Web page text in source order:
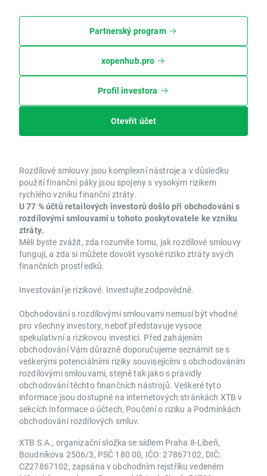
Partnerský program
xopenhub.pro
Profil investora
Otevřít účet
Rozdílové smlouvy jsou komplexní nástroje a v důsledku
použití finanční páky jsou spojeny s vysokým rizikem
rychlého vzniku finanční ztráty.
U 77 % účtů retailových investorů došlo při obchodování s
rozdílovými smlouvami u tohoto poskytovatele ke vzniku
ztráty.
Měli byste zvážit, zda rozumíte tomu, jak rozdílové smlouvy
fungují, a zda si můžete dovolit vysoké riziko ztráty svých
finančních prostředků.
Investování je rizikové. Investujte zodpovědně.
Obchodování s rozdílovými smlouvami nemusí být vhodné
pro všechny investory, neboť představuje vysoce
spekulativní a rizikovou investici. Před zahájením
obchodování Vám důrazně doporučujeme seznámit se s
veškerými potenciálními riziky souvisejícími s obchodováním
rozdílovými smlouvami, stejně tak jako s pravidly
obchodování těchto finančních nástrojů. Veškeré tyto
informace jsou dostupné na internetových stránkách XTB v
sekcích Informace o účtech, Poučení o riziku a Podmínkách
obchodování rozdílových smluv.
XTB S.A., organizační složka se sídlem Praha 8-Libeň,
Boudníkova 2506/3, PSČ 180 00, IČO: 27867102, DIČ:
CZ27867102, zapsána v obchodním rejstříku vedeném